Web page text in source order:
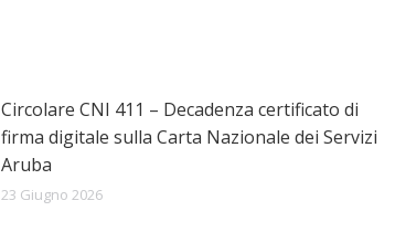
Circolare CNI 411 – Decadenza certificato di
firma digitale sulla Carta Nazionale dei Servizi
Aruba
23 Giugno 2026